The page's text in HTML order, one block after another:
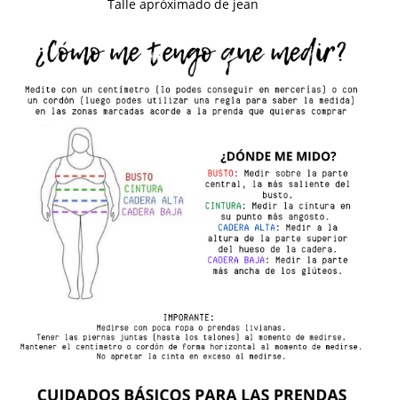
Talle apróximado de jean